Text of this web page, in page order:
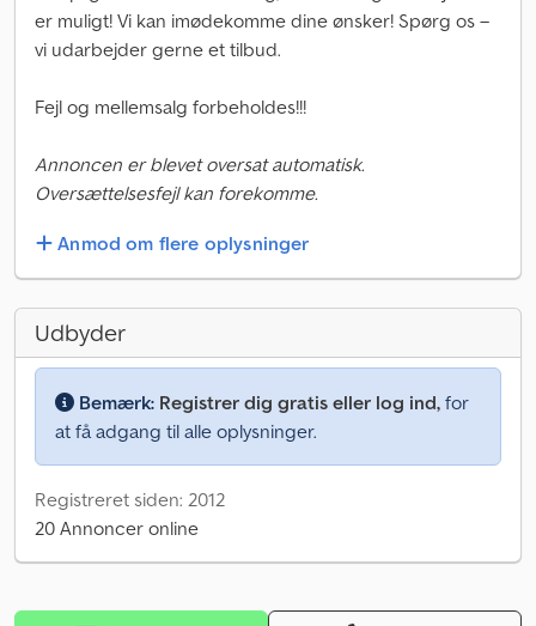
er muligt! Vi kan imødekomme dine ønsker! Spørg os –
vi udarbejder gerne et tilbud.
Fejl og mellemsalg forbeholdes!!!
Annoncen er blevet oversat automatisk.
Oversættelsesfejl kan forekomme.
Anmod om flere oplysninger
Udbyder
Bemærk: Registrer dig gratis eller log ind, for
at få adgang til alle oplysninger.
Registreret siden: 2012
20 Annoncer online